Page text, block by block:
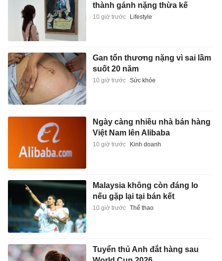
thành gánh nặng thừa kế
10 giờ trước Lifestyle
Gan tổn thương nặng vì sai lầm
suốt 20 năm
10 giờ trước Sức khỏe
Ngày càng nhiều nhà bán hàng
Việt Nam lên Alibaba
10 giờ trước Kinh doanh
Malaysia không còn đáng lo
nếu gặp lại tại bán kết
10 giờ trước Thể thao
Tuyển thủ Anh đắt hàng sau